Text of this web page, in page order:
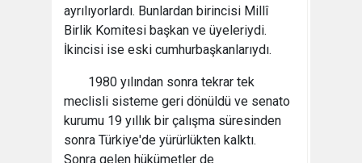
ayrılıyorlardı. Bunlardan birincisi Millî
Birlik Komitesi başkan ve üyeleriydi.
İkincisi ise eski cumhurbaşkanlarıydı.
1980 yılından sonra tekrar tek
meclisli sisteme geri dönüldü ve senato
kurumu 19 yıllık bir çalışma süresinden
sonra Türkiye'de yürürlükten kalktı.
Sonra gelen hükümetler de